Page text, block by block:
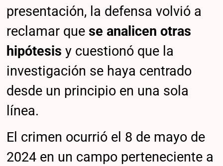
presentación, la defensa volvió a
reclamar quese analicen otras
hipótesis y cuestionó que la
investigación se haya centrado
desde un principio en una sola
línea.
El crimen ocurrió el 8 de mayo de
2024 en un campo perteneciente a